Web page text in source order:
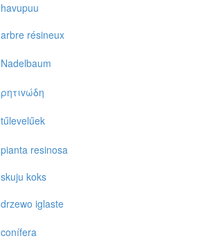
havupuu
arbre résineux
Nadelbaum
ρητιvώδη
tűlevelűek
pianta resinosa
skuju koks
drzewo iglaste
conífera